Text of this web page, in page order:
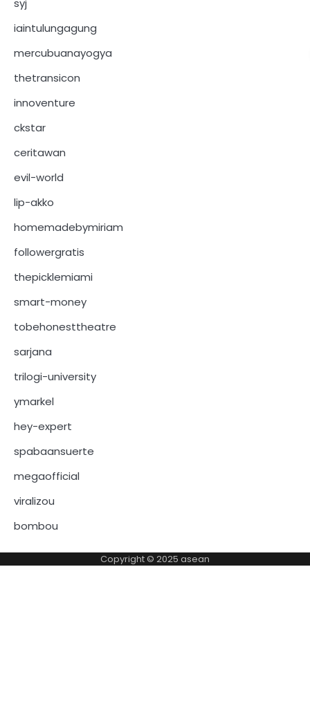
iaintulungagung
mercubuanayogya
thetransicon
innoventure
ckstar
ceritawan
evil-world
lip-akko
homemadebymiriam
followergratis
thepicklemiami
smart-money
tobehonesttheatre
sarjana
trilogi-university
ymarkel
hey-expert
spabaansuerte
megaofficial
viralizou
bombou
Copyright © 2025 asean